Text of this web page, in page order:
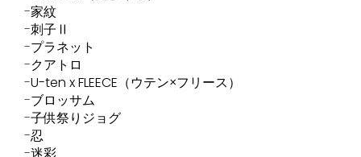
家紋
刺子Ⅱ
プラネット
クアトロ
U-ten x FLEECE（ウテン×フリース）
ブロッサム
子供祭りジョグ
忍
迷彩